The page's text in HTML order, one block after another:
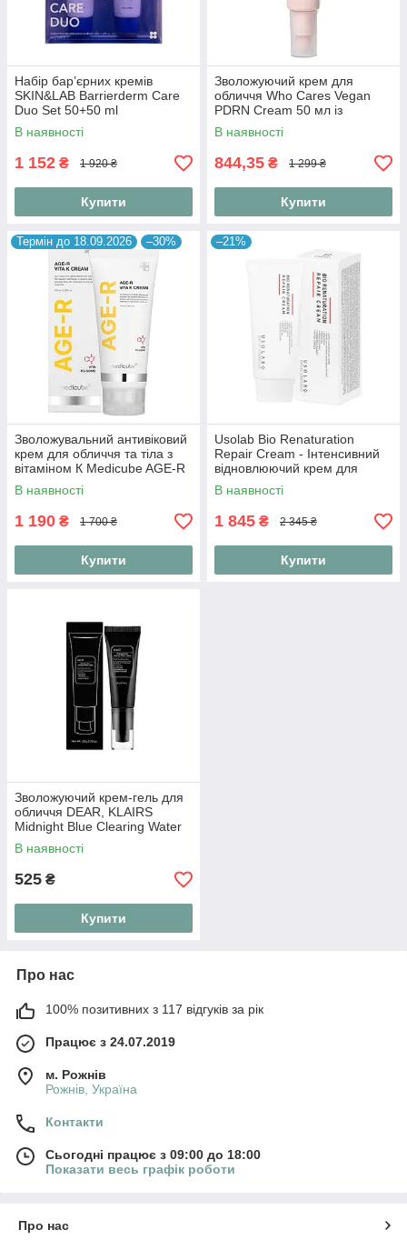
Набір бар’єрних кремів
SKIN&LAB Barrierderm Care
Duo Set 50+50 ml
В наявності
1 152 ₴ 1 920 ₴
Купити
Зволожуючий крем для
обличчя Who Cares Vegan
PDRN Cream 50 мл із
веганськими
полінуклеотидами
В наявності
844,35 ₴ 1 299 ₴
Купити
Термін до 18.09.2026 –30%
Зволожувальний антивіковий
крем для обличчя та тіла з
вітаміном К Medicube AGE-R
Vita K Cream 100 ml
В наявності
1 190 ₴ 1 700 ₴
Купити
–21%
Usolab Bio Renaturation
Repair Cream - Інтенсивний
відновлюючий крем для
обличчя, 50 мл
В наявності
1 845 ₴ 2 345 ₴
Купити
Зволожуючий крем-гель для
обличчя DEAR, KLAIRS
Midnight Blue Clearing Water
Cream 20 г
В наявності
525 ₴
Купити
Про нас
100% позитивних з 117 відгуків за рік
Працює з 24.07.2019
м. Рожнів
Рожнів, Україна
Контакти
Сьогодні працює з 09:00 до 18:00
Показати весь графік роботи
Про нас